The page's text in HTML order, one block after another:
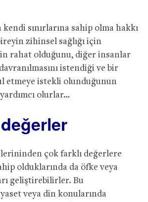
kendi sınırlarına sahip olma hakkı
zihinsel sağlığı için
rahat olduğunu, diğer insanlar
istendiği ve bir
etmeye istekli olunduğunun
olurlar…
çok farklı değerlere
olduklarında da öfke veya
geliştirebilirler. Bu
veya din konularında